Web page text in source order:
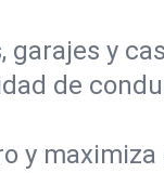
garajes y
de
y